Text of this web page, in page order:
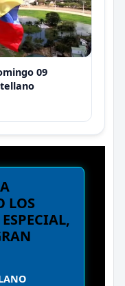
09
LOS